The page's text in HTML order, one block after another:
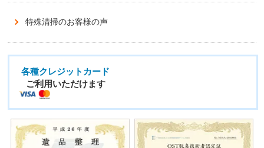
特殊清掃のお客様の声
各種クレジットカード
ご利用いただけます